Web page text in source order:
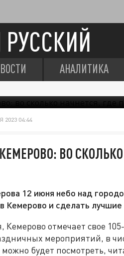
АНАЛИТИКА
2023 04:44
ВО
12 июня небо над
Кемерово и сделать
отмечает свое
мероприятий, в
можно будет посмотреть,